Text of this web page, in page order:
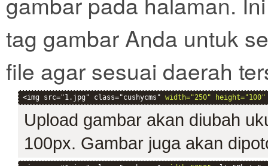
tag gambar Anda untuk
file agar sesuai daerah
<img src="1.jpg" class="cushycms" width="250" height="100"
Upload gambar akan diubah
100px. Gambar juga akan